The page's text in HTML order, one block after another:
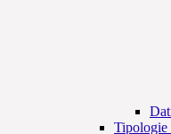
Tipologie